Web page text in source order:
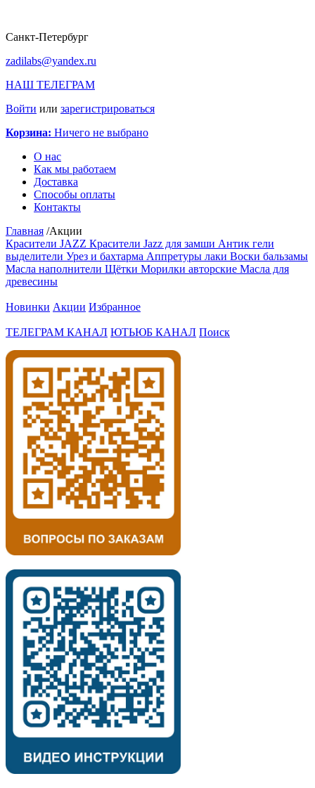
Санкт-Петербург
zadilabs@yandex.ru
НАШ ТЕЛЕГРАМ
Войти или зарегистрироваться
Корзина: Ничего не выбрано
О нас
Как мы работаем
Доставка
Способы оплаты
Контакты
Главная /Акции
Красители JAZZ Красители Jazz для замши Антик гели
выделители Урез и бахтарма Аппретуры лаки Воски бальзамы
Масла наполнители Щётки Морилки авторские Масла для
древесины
Новинки Акции Избранное
ТЕЛЕГРАМ КАНАЛ ЮТЬЮБ КАНАЛ Поиск